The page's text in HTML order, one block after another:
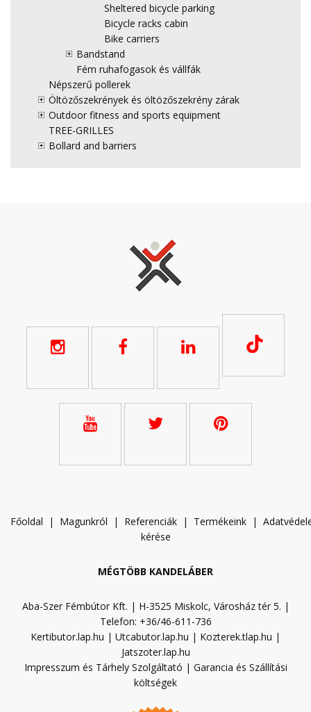
Sheltered bicycle parking
Bicycle racks cabin
Bike carriers
Bandstand
Fém ruhafogasok és vállfák
Népszerű pollerek
Öltözőszekrények és öltözőszekrény zárak
Outdoor fitness and sports equipment
TREE-GRILLES
Bollard and barriers
Főoldal | Magunkról | Referenciák | Termékeink | A
kérése
MÉGTÖBB KANDELÁBER
Aba-Szer Fémbútor Kft. | H-3525 Miskolc, Városház tér 5. |
Telefon: +36/46-611-736
Kertibutor.lap.hu | Utcabutor.lap.hu | Kozterek.tlap.hu |
Jatszoter.lap.hu
Impresszum és Tárhely Szolgáltató | Garancia és Szállítási
költségek